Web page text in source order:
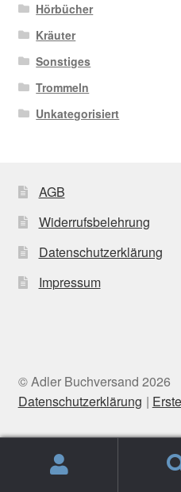
Hörbücher
Kräuter
Sonstiges
Trommeln
Unkategorisiert
AGB
Widerrufsbelehrung
Datenschutzerklärung
Impressum
© Adler Buchversand 2026
Datenschutzerklärung
Suchen